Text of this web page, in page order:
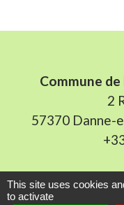
Commune
2
57370 Danne-
Lundi de
This site uses cookies
to activate